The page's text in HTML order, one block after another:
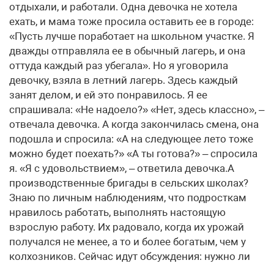
отдыхали, и работали. Одна девочка не хотела
ехать, и мама тоже просила оставить ее в городе:
«Пусть лучше поработает на школьном участке. Я
дважды отправляла ее в обычный лагерь, и она
оттуда каждый раз убегала». Но я уговорила
девочку, взяла в летний лагерь. Здесь каждый
занят делом, и ей это понравилось. Я ее
спрашивала: «Не надоело?» «Нет, здесь классно», –
отвечала девочка. А когда закончилась смена, она
подошла и спросила: «А на следующее лето тоже
можно будет поехать?» «А ты готова?» – спросила
я. «Я с удовольствием», – ответила девочка.А
производственные бригады в сельских школах?
Знаю по личным наблюдениям, что подросткам
нравилось работать, выполнять настоящую
взрослую работу. Их радовало, когда их урожай
получался не менее, а то и более богатым, чем у
колхозников. Сейчас идут обсуждения: нужно ли